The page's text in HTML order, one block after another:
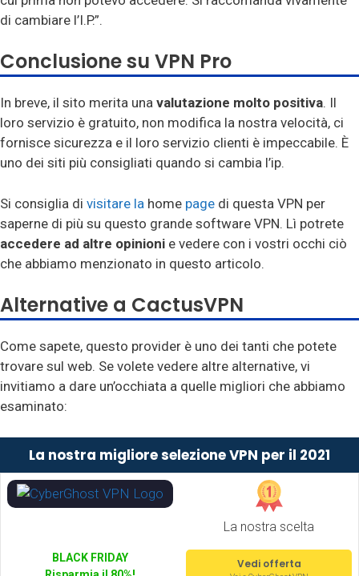
di cambiare l’I.P.”.
Conclusione su VPN Pro
In breve, il sito merita una valutazione molto positiva. Il
loro servizio è gratuito, non modifica la nostra velocità, ci
fornisce sicurezza e il loro servizio clienti è impeccabile. È
uno dei siti più consigliati quando si cambia l’ip.
Si consiglia di visitare la home page di questa VPN per
saperne di più su questo grande software VPN. Lì potrete
accedere ad altre opinioni e vedere con i vostri occhi ciò
che abbiamo menzionato in questo articolo.
Alternative a CactusVPN
Come sapete, questo provider è uno dei tanti che potete
trovare sul web. Se volete vedere altre alternative, vi
invitiamo a dare un’occhiata a quelle migliori che abbiamo
esaminato:
La nostra migliore selezione VPN per il 2021
La nostra scelta
BLACK FRIDAY
Vedi offerta